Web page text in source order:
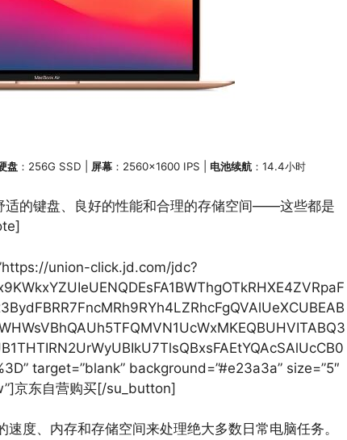
盘 ：256G SSD | 屏幕 ：2560×1600 IPS | 电池续航 ：14.4小时
适的键盘、良好的性能和合理的存储空间——这些都是
union-click.jd.com/jdc?
target=”blank” background=”#e23a3a” size=”5″
京东自营购买[/su_button]
度、内存和存储空间来处理绝大多数日常电脑任务。